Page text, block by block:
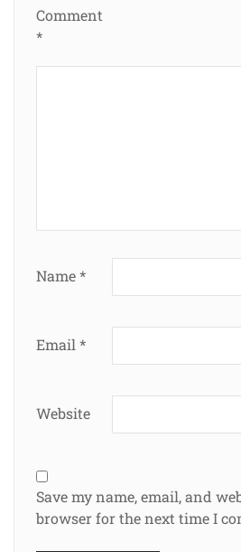
Comment
*
Name*
Email *
Website
Save my name, email, and
browser for the next time I